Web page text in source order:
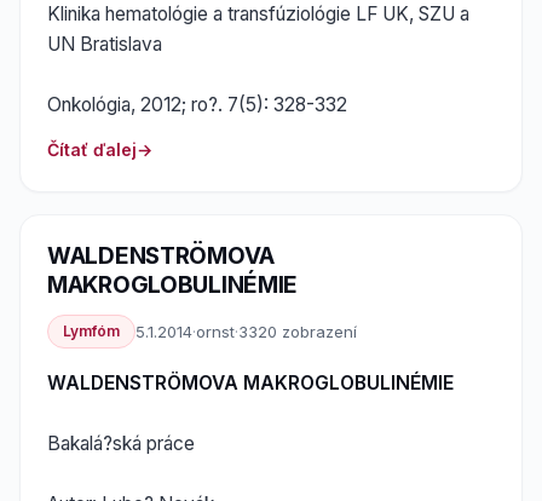
Klinika hematológie a transfúziológie LF UK, SZU a
UN Bratislava
Onkológia, 2012; ro?. 7(5): 328-332
Čítať ďalej
WALDENSTRÖMOVA
MAKROGLOBULINÉMIE
Lymfóm 5.1.2014·ornst·3320 zobrazení
WALDENSTRÖMOVA MAKROGLOBULINÉMIE
Bakalá?ská práce